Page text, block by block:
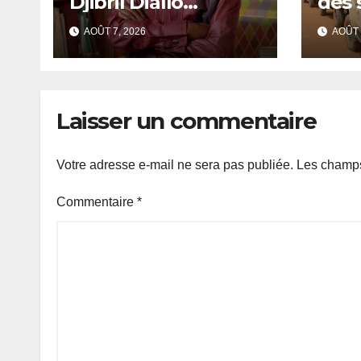
nommé chef de
cabinet du
président de la 81e
AOÛT 7, 2026
Laisser un commentaire
Votre adresse e-mail ne sera pas publiée. Les
Commentaire *